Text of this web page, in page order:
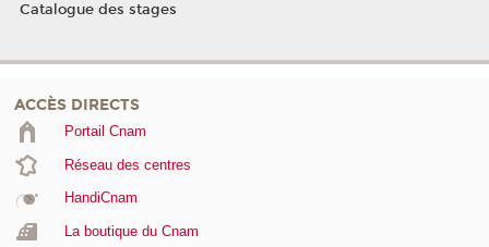
Catalogue des stages
ACCÈS DIRECTS
Portail Cnam
Réseau des centres
HandiCnam
La boutique du Cnam